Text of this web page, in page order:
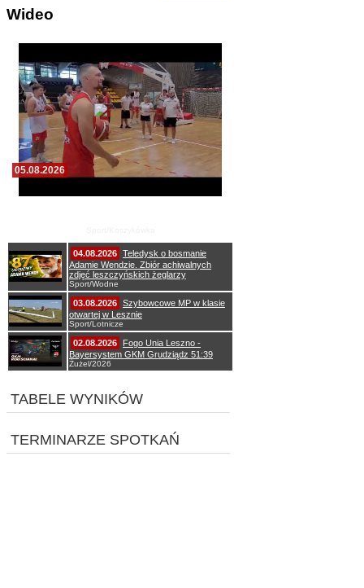
Wideo
05.08.2026
04.08.2026 Teledysk o bosmanie
Adamie Wendzie. Zbiór achiwalnych
zdjęć leszczyńskich żeglarzy
Sport/Wodne
03.08.2026 Szybowcowe MP w klasie
otwartej w Lesznie
Sport/Lotnicze
02.08.2026
Fogo Unia Leszno -
Bayersystem GKM Grudziądz 51:39
Żużel/2026
TABELE WYNIKÓW
TERMINARZE SPOTKAŃ